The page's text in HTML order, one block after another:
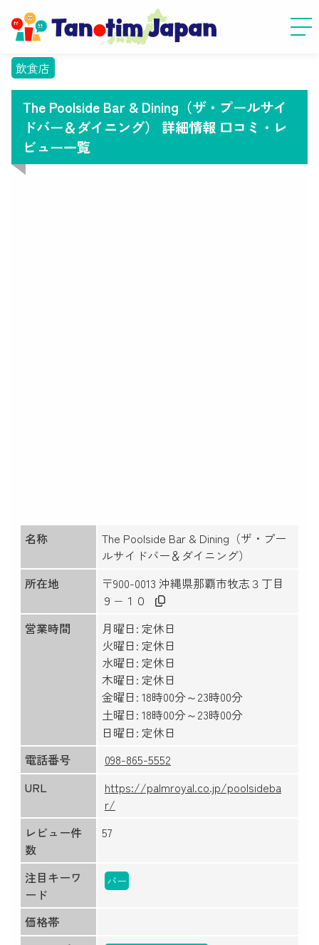
飲食店
The Poolside Bar & Dining（ザ・プールサイ
ドバー＆ダイニング） 詳細情報 口コミ・レ
ビュー一覧
名称
The Poolside Bar & Dining（ザ・プー
ルサイドバー＆ダイニング）
所在地
〒900-0013 沖縄県那覇市牧志３丁目
９−１０
営業時間
月曜日: 定休日
火曜日: 定休日
水曜日: 定休日
木曜日: 定休日
金曜日: 18時00分～23時00分
土曜日: 18時00分～23時00分
日曜日: 定休日
電話番号
098-865-5552
URL
https://palmroyal.co.jp/poolsideba
r/
レビュー件
数
57
注目キーワ
ード
バー
価格帯